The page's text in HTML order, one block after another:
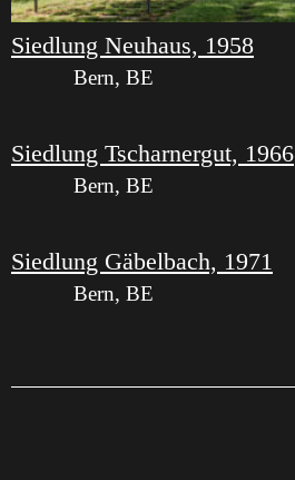
Siedlung Neuhaus, 1958
Bern, BE
Siedlung Tscharnergut, 1966
Bern, BE
Siedlung Gäbelbach, 1971
Bern, BE